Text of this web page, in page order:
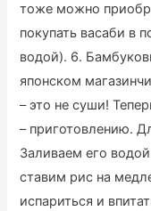
тоже можно
покупать васаби в
водой). 6.
японском
– это не суши!
– приготовлению.
Заливаем его
ставим рис на
испариться и